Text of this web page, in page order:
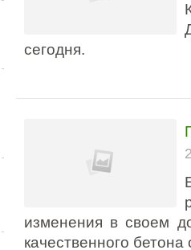
сегодня.
изменения в своем
качественного